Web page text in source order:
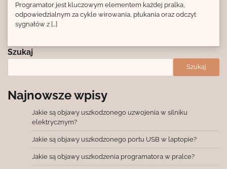
Programator jest kluczowym elementem każdej pralka,
odpowiedzialnym za cykle wirowania, płukania oraz odczyt
sygnałów z […]
Szukaj
Szukaj
Najnowsze wpisy
Jakie są objawy uszkodzonego uzwojenia w silniku
elektrycznym?
Jakie są objawy uszkodzonego portu USB w laptopie?
Jakie są objawy uszkodzenia programatora w pralce?